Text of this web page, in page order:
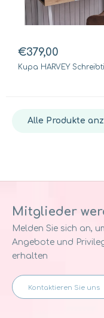
€379,00
Kupa HARVEY
Alle Produkte
Mitglieder
Melden Sie sich an,
Angebote und
erhalten